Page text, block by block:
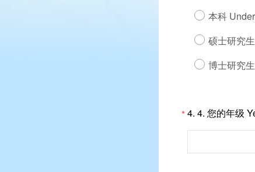
本科
硕士研究
博士研究
*4. 4. 您的年级